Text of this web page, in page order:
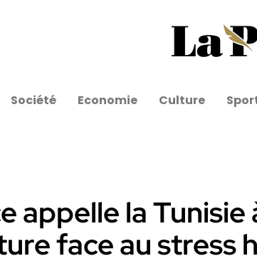
Société Economie Culture
appelle la Tunisie
face au stress